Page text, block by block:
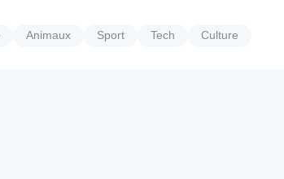
Animaux Sport Tech Culture